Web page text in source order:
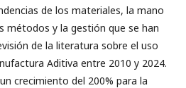
de los materiales, la mano
métodos y la gestión que se han
de la literatura sobre el uso
Aditiva entre 2010 y 2024.
crecimiento del 200% para la